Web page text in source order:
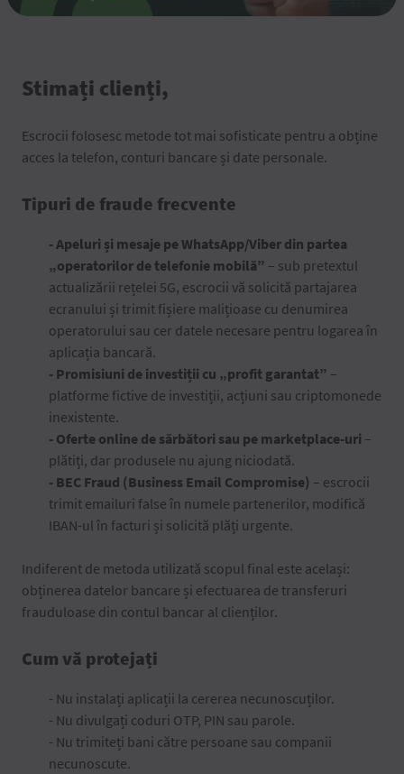
Stimați clienți,
Escrocii folosesc metode tot mai sofisticate pentru a obține
acces la telefon, conturi bancare și date personale.
Tipuri de fraude frecvente
- Apeluri și mesaje pe WhatsApp/Viber din partea
„operatorilor de telefonie mobilă” – sub pretextul
actualizării rețelei 5G, escrocii vă solicită partajarea
ecranului și trimit fișiere malițioase cu denumirea
operatorului sau cer datele necesare pentru logarea în
aplicația bancară.
- Promisiuni de investiții cu „profit garantat” –
platforme fictive de investiții, acțiuni sau criptomonede
inexistente.
- Oferte online de sărbători sau pe marketplace-uri –
plătiți, dar produsele nu ajung niciodată.
- BEC Fraud (Business Email Compromise) – escrocii
trimit emailuri false în numele partenerilor, modifică
IBAN-ul în facturi și solicită plăți urgente.
Indiferent de metoda utilizată scopul final este același:
obținerea datelor bancare și efectuarea de transferuri
frauduloase din contul bancar al clienților.
Cum vă protejați
- Nu instalați aplicații la cererea necunoscuților.
- Nu divulgați coduri OTP, PIN sau parole.
- Nu trimiteți bani către persoane sau companii
necunoscute.